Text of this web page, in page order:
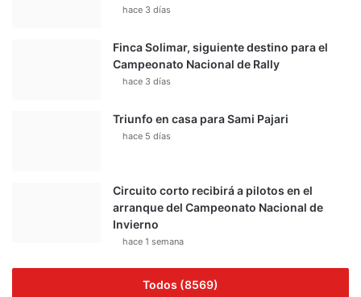
hace 3 días
Finca Solimar, siguiente destino para el
Campeonato Nacional de Rally
hace 3 días
Triunfo en casa para Sami Pajari
hace 5 días
Circuito corto recibirá a pilotos en el
arranque del Campeonato Nacional de
Invierno
hace 1 semana
Todos (8569)